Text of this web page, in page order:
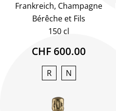
Frankreich, Champagne
Bérêche et Fils
150 cl
CHF 600.00
R N